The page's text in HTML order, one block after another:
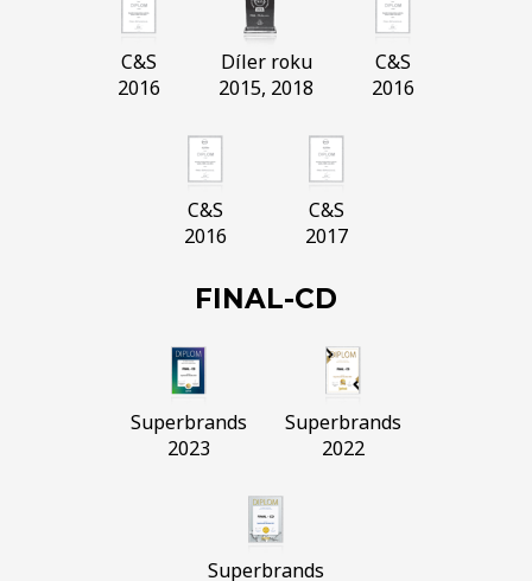
C&S
2016
Díler roku
2015, 2018
C&S
2016
C&S
2016
C&S
2017
FINAL-CD
Superbrands
2023
Superbrands
2022
Superbrands